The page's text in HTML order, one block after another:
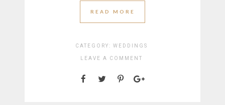
READ MORE
CATEGORY: WEDDINGS
LEAVE A COMMENT